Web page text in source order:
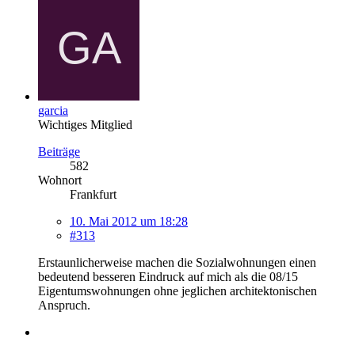
garcia
Wichtiges Mitglied
Beiträge
582
Wohnort
Frankfurt
10. Mai 2012 um 18:28
#313
Erstaunlicherweise machen die Sozialwohnungen einen
bedeutend besseren Eindruck auf mich als die 08/15
Eigentumswohnungen ohne jeglichen architektonischen
Anspruch.